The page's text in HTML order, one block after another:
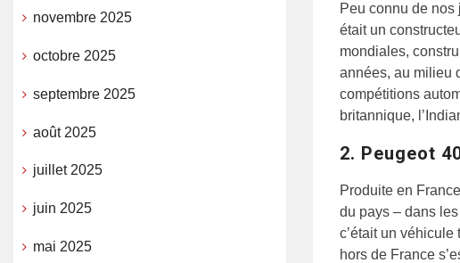
Peu connu de
était un
mondiales,
années, au milieu
compétitions
britannique,
2. Peugeot
Produite en
du pays – dans
c’était un
hors de France
novembre 2025
octobre 2025
septembre 2025
août 2025
juillet 2025
juin 2025
mai 2025